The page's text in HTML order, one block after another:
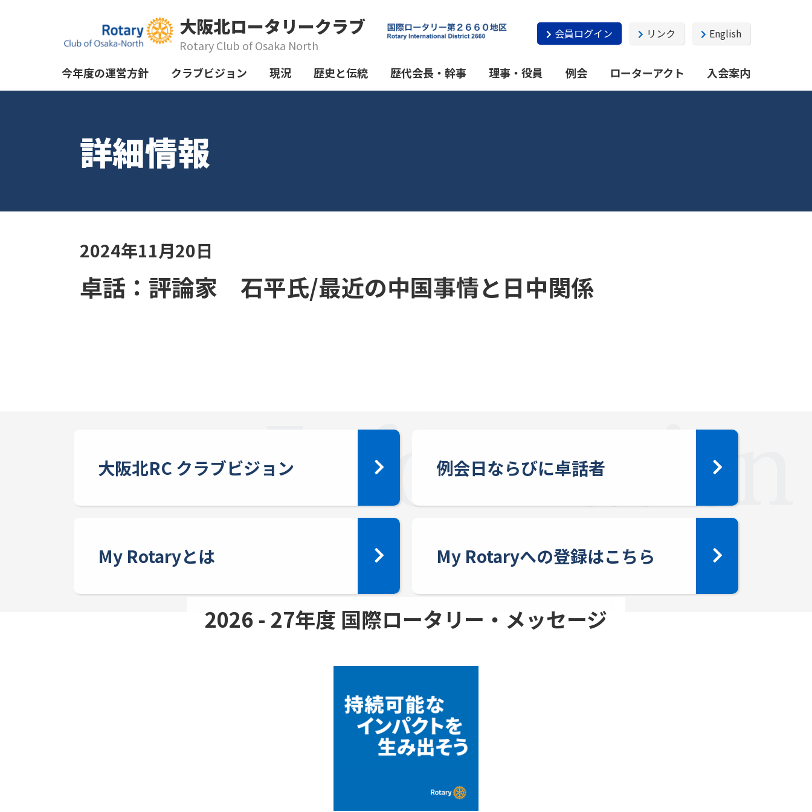
大阪北ロータリークラブ
Rotary Club of Osaka North
会員ログイン リンク English
今年度の運営方針 クラブビジョン 現況 歴史と伝統 歴代会長・幹事 理事・役員 例会 ローターアクト 入会案内
詳細情報
2024年11月20日
卓話：評論家 石平氏/最近の中国事情と日中関係
大阪北RC クラブビジョン 例会日ならびに卓話者
My Rotaryとは My Rotaryへの登録はこちら
2026 - 27年度 国際ロータリー・メッセージ